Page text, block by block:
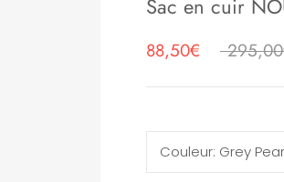
Sac en cuir
88,50€
Couleur: Grey